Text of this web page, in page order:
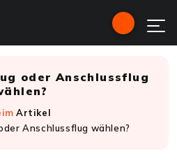
oder Anschlussflug
Artikel
Anschlussflug wählen?